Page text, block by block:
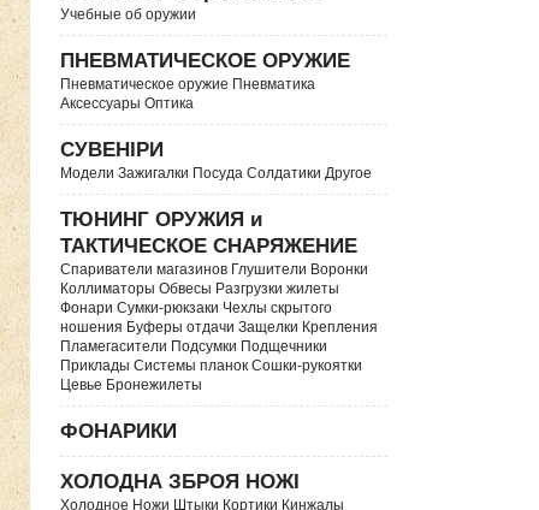
Учебные об оружии
ПНЕВМАТИЧЕСКОЕ ОРУЖИЕ
Пневматическое оружие Пневматика
Аксессуары Оптика
СУВЕНІРИ
Модели Зажигалки Посуда Солдатики Другое
ТЮНИНГ ОРУЖИЯ и
ТАКТИЧЕСКОЕ СНАРЯЖЕНИЕ
Спариватели магазинов Глушители Воронки
Коллиматоры Обвесы Разгрузки жилеты
Фонари Сумки-рюкзаки Чехлы скрытого
ношения Буферы отдачи Защелки Крепления
Пламегасители Подсумки Подщечники
Приклады Системы планок Сошки-рукоятки
Цевье Бронежилеты
ФОНАРИКИ
ХОЛОДНА ЗБРОЯ НОЖІ
Холодное Ножи Штыки Кортики Кинжалы